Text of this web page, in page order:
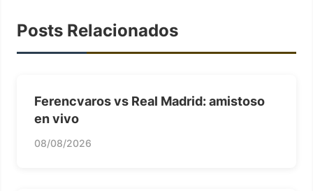
Posts Relacionados
Ferencvaros vs Real Madrid: amistoso
en vivo
08/08/2026